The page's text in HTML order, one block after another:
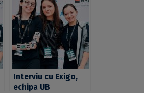
Interviu cu Exigo,
echipa UB